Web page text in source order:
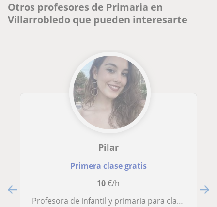
Otros profesores de Primaria en
Villarrobledo que pueden interesarte
Pilar
Primera clase gratis
10€/h
Profesora de infantil y primaria para clases particulares en Villarrobledo